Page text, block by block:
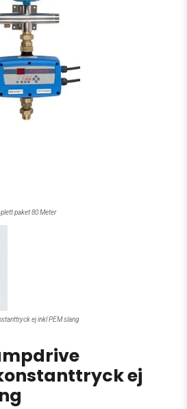
paket 80 Meter
ej inkl PEM slang
ej